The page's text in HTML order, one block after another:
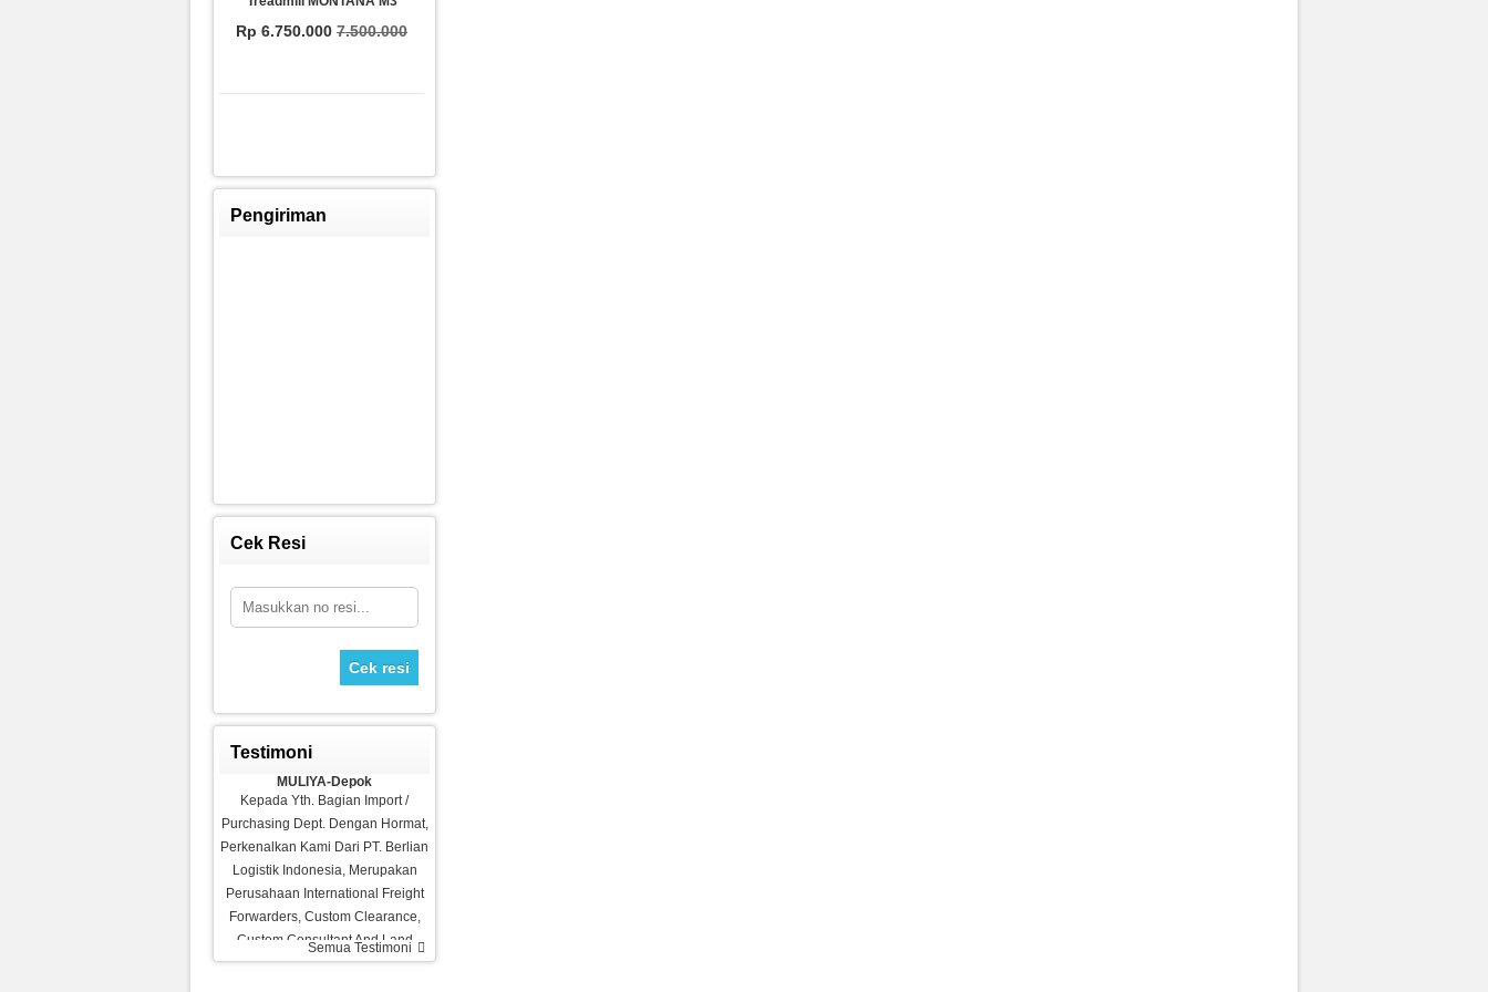
Rp 6.750.000 7.500.000
Sepeda Platinum
2.700.000
Treadmill Venice M8
Rp 4.980.0006.500.000
Pengiriman
Cek Resi
Cek resi
Testimoni
MULIYA-Depok
Kepada Yth. Bagian Import /
Purchasing Dept. Dengan Hormat,
Perkenalkan Kami Dari PT. Berlian
Logistik Indonesia, Merupakan
Perusahaan International Freight
Forwarders, Custom Clearance,
Custom Consultant And Land
Transportation Service Yang
Ramadhani-Makassar
Semua Testimoni